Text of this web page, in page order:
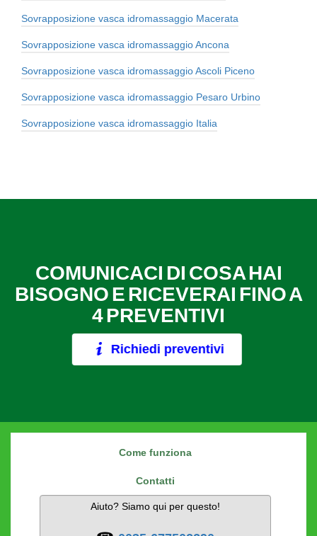
Sovrapposizione vasca idromassaggio Macerata
Sovrapposizione vasca idromassaggio Ancona
Sovrapposizione vasca idromassaggio Ascoli Piceno
Sovrapposizione vasca idromassaggio Pesaro Urbino
Sovrapposizione vasca idromassaggio Italia
COMUNICACI DI COSA HAI
BISOGNO E RICEVERAI FINO A
4 PREVENTIVI
Richiedi preventivi
Come funziona
Contatti
Aiuto? Siamo qui per questo!